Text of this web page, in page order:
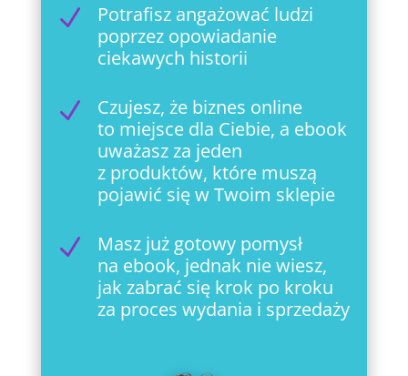
N
Potrafisz angażować ludzi
poprzez opowiadanie
ciekawych historii
N
Czujesz, że biznes online
to miejsce dla Ciebie, a ebook
uważasz za jeden
z produktów, które muszą
pojawić się w Twoim sklepie
N
Masz już gotowy pomysł
na ebook, jednak nie wiesz,
jak zabrać się krok po kroku
za proces wydania i sprzedaży